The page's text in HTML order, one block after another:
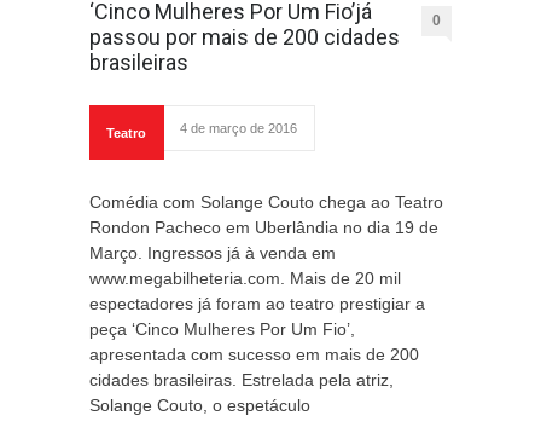
‘Cinco Mulheres Por Um Fio’já
passou por mais de 200 cidades
brasileiras
0
Teatro 4 de março de 2016
Comédia com Solange Couto chega ao Teatro
Rondon Pacheco em Uberlândia no dia 19 de
Março. Ingressos já à venda em
www.megabilheteria.com. Mais de 20 mil
espectadores já foram ao teatro prestigiar a
peça ‘Cinco Mulheres Por Um Fio’,
apresentada com sucesso em mais de 200
cidades brasileiras. Estrelada pela atriz,
Solange Couto, o espetáculo